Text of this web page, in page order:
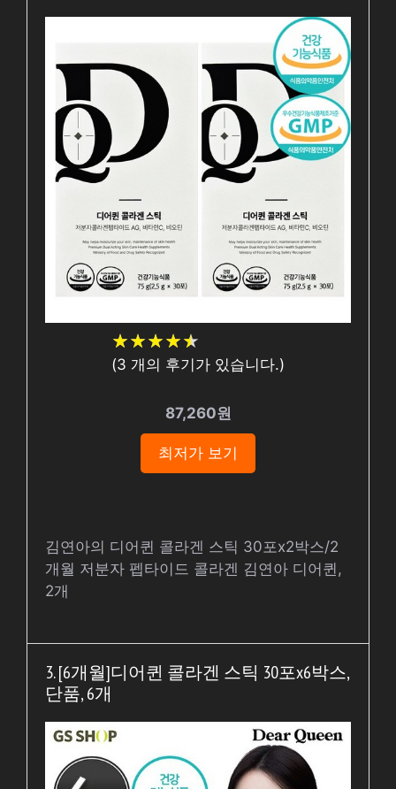
★★★★★
★★★★★
(3 개의 후기가 있습니다.)
87,260원
최저가 보기
김연아의 디어퀸 콜라겐 스틱 30포x2박스/2
개월 저분자 펩타이드 콜라겐 김연아 디어퀸,
2개
3. [6개월]디어퀸 콜라겐 스틱 30포x6박스,
단품, 6개